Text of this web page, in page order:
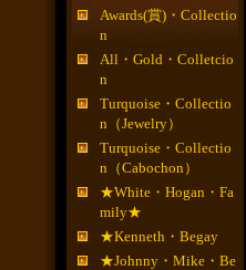
Awards(賞)・Collectio
n
All・Gold・Colletcio
n
Turquoise・Collectio
n（Jewelry）
Turquoise・Collectio
n（Cabochon）
★White・Hogan・Fa
mily★
★Kenneth・Begay
★Johnny・Mike・Be